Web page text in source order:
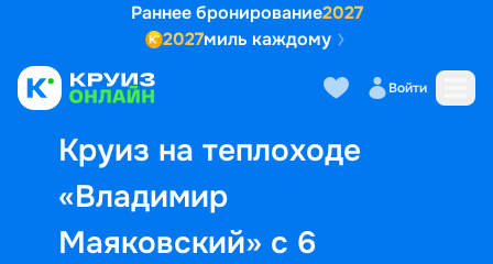
Раннее бронирование2027
2027миль каждому
Войти
Круиз на теплоходе
«Владимир
Маяковский» с 6
Выбор кают Маршрут и